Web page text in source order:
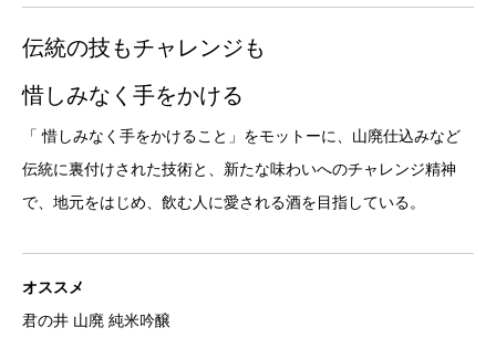
伝統の技もチャレンジも
惜しみなく手をかける
「 惜しみなく手をかけること」をモットーに、山廃仕込みなど
伝統に裏付けされた技術と、新たな味わいへのチャレンジ精神
で、地元をはじめ、飲む人に愛される酒を目指している。
オススメ
君の井 山廃 純米吟醸